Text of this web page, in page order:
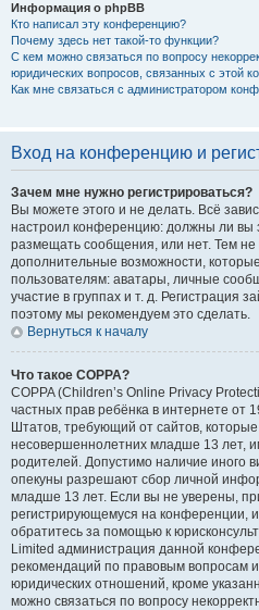
Информация о phpBB
Кто написал эту конференцию?
Почему здесь нет такой-то функции?
С кем можно связаться по вопросу
юридических вопросов, связанных с этой
Как мне связаться с администратором
Вход на конференцию и
Зачем мне нужно регистрироваться?
Вы можете этого и не делать. Всё
настроил конференцию: должны ли вы
размещать сообщения, или нет. Тем
дополнительные возможности,
пользователям: аватары, личные
участие в группах и т. д. Регистрация
поэтому мы рекомендуем это сделать.
Вернуться к началу
Что такое COPPA?
COPPA (Children’s Online Privacy
частных прав ребёнка в интернете от
Штатов, требующий от сайтов,
несовершеннолетних младше 13 лет,
родителей. Допустимо наличие иного
опекуны разрешают сбор личной
младше 13 лет. Если вы не уверены,
регистрирующемуся на конференции,
обратитесь за помощью к
Limited администрация данной
рекомендаций по правовым вопросам
юридических отношений, кроме
можно связаться по вопросу